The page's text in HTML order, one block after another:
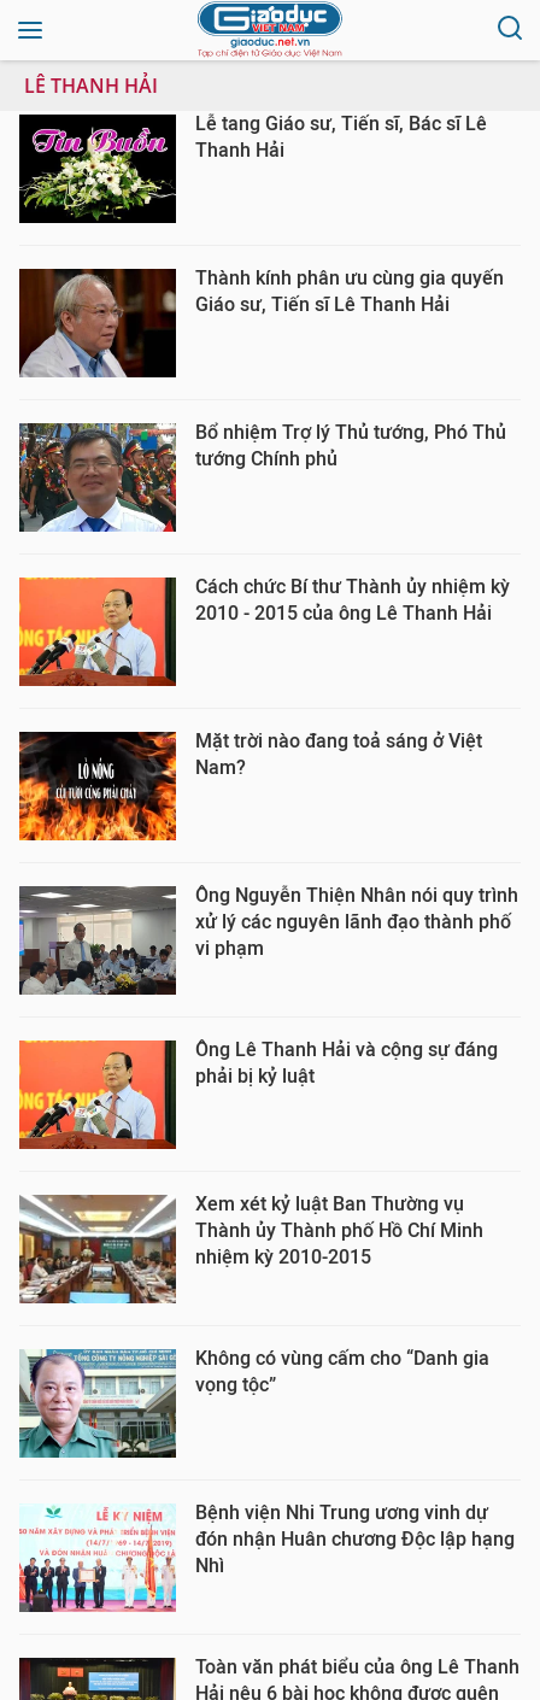
LÊ THANH HẢI
Lễ tang Giáo sư, Tiến sĩ, Bác sĩ Lê
Thanh Hải
Thành kính phân ưu cùng gia quyến
Giáo sư, Tiến sĩ Lê Thanh Hải
Bổ nhiệm Trợ lý Thủ tướng, Phó Thủ
tướng Chính phủ
Cách chức Bí thư Thành ủy nhiệm kỳ
2010 - 2015 của ông Lê Thanh Hải
Mặt trời nào đang toả sáng ở Việt
Nam?
Ông Nguyễn Thiện Nhân nói quy trình
xử lý các nguyên lãnh đạo thành phố
vi phạm
Ông Lê Thanh Hải và cộng sự đáng
phải bị kỷ luật
Xem xét kỷ luật Ban Thường vụ
Thành ủy Thành phố Hồ Chí Minh
nhiệm kỳ 2010-2015
Không có vùng cấm cho “Danh gia
vọng tộc”
Bệnh viện Nhi Trung ương vinh dự
đón nhận Huân chương Độc lập hạng
Nhì
Toàn văn phát biểu của ông Lê Thanh
Hải nêu 6 bài học không được quên